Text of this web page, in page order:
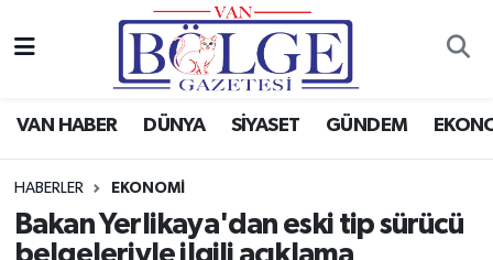
VAN HABER DÜNYA SİYASET GÜNDEM
HABERLER EKONOMİ
Bakan Yerlikaya'dan eski tip sürücü
belgeleriyle ilgili açıklama
Van Haber
Gündem
Spor
Hava Durumu
Puan Durumu ve Fikstür
Tüm Manşetler